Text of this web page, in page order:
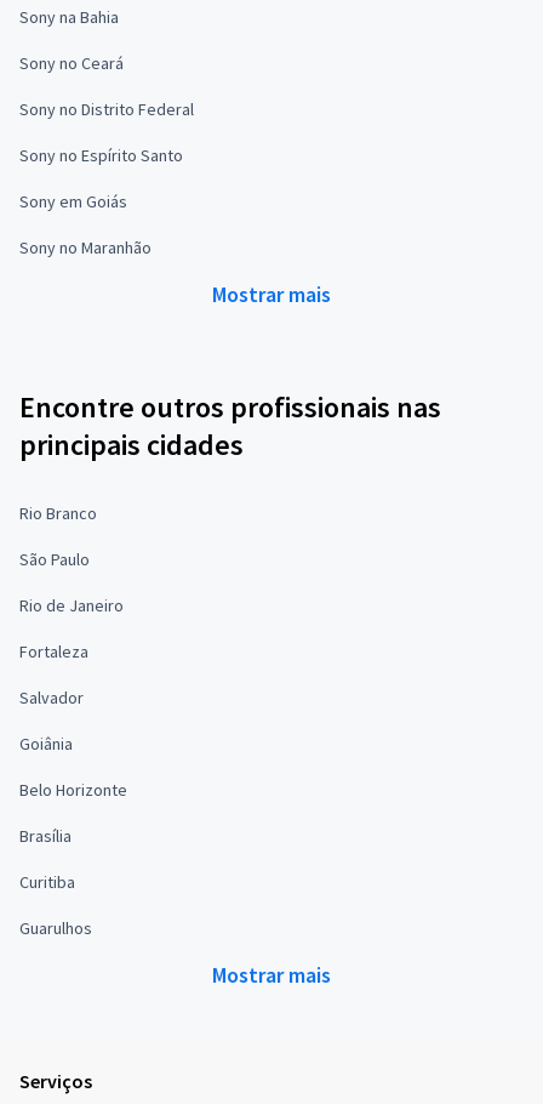
Sony na Bahia
Sony no Ceará
Sony no Distrito Federal
Sony no Espírito Santo
Sony em Goiás
Sony no Maranhão
Mostrar mais
Encontre outros profissionais nas
principais cidades
Rio Branco
São Paulo
Rio de Janeiro
Fortaleza
Salvador
Goiânia
Belo Horizonte
Brasília
Curitiba
Guarulhos
Mostrar mais
Serviços